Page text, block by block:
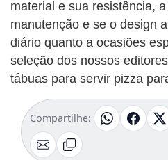
material e sua resistência,
manutenção e se o design
diário quanto a ocasiões
seleção dos nossos
tábuas para servir pizza
Compartilhe: